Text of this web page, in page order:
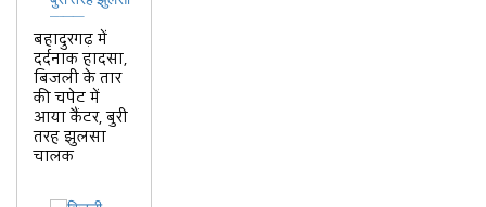
बहादुरगढ़ में
दर्दनाक हादसा,
बिजली के तार
की चपेट में
आया कैंटर, बुरी
तरह झुलसा
चालक